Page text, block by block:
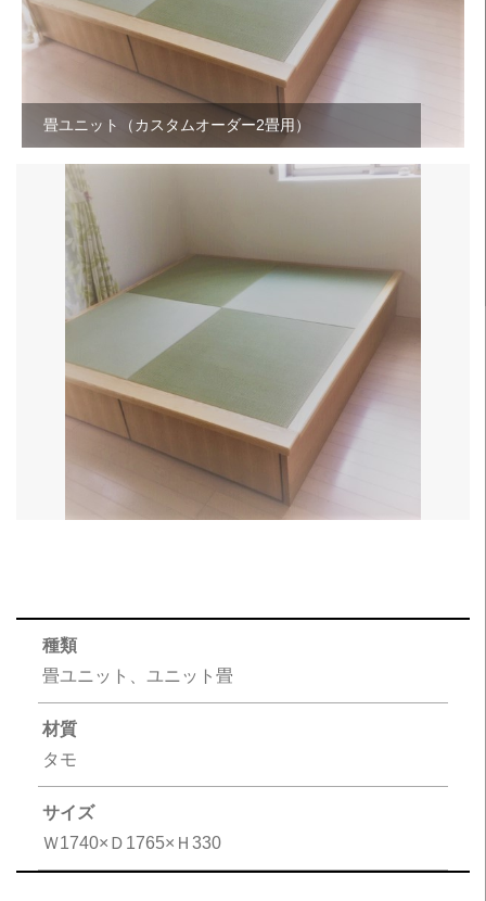
畳ユニット（カスタムオーダー2畳用）
種類
畳ユニット、ユニット畳
材質
タモ
サイズ
Ｗ1740×Ｄ1765×Ｈ330